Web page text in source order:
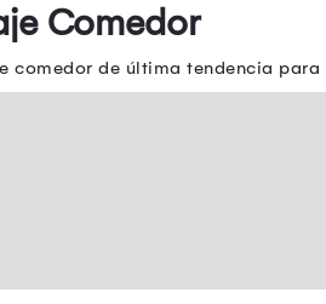
Comedor
comedor de última tendencia